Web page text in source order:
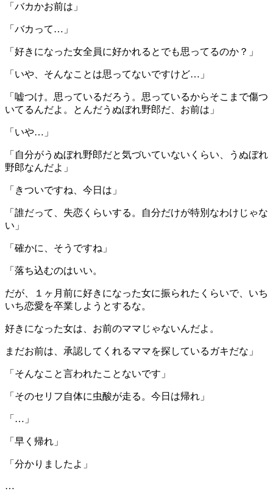
「バカかお前は」
「バカって…」
「好きになった女全員に好かれるとでも思ってるのか？」
「いや、そんなことは思ってないですけど…」
「嘘つけ。思っているだろう。思っているからそこまで傷つ
いてるんだよ。とんだうぬぼれ野郎だ、お前は」
「いや…」
「自分がうぬぼれ野郎だと気づいていないくらい、うぬぼれ
野郎なんだよ」
「きついですね、今日は」
「誰だって、失恋くらいする。自分だけが特別なわけじゃな
い」
「確かに、そうですね」
「落ち込むのはいい。
だが、１ヶ月前に好きになった女に振られたくらいで、いち
いち恋愛を卒業しようとするな。
好きになった女は、お前のママじゃないんだよ。
まだお前は、承認してくれるママを探しているガキだな」
「そんなこと言われたことないです」
「そのセリフ自体に虫酸が走る。今日は帰れ」
「…」
「早く帰れ」
「分かりましたよ」
…